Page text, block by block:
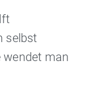
selbst
wendet man